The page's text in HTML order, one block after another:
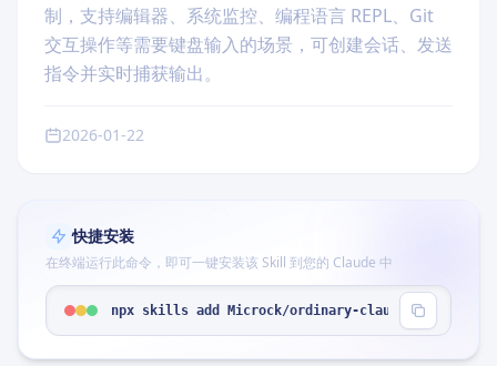
制，支持编辑器、系统监控、编程语言 REPL、Git
交互操作等需要键盘输入的场景，可创建会话、发送
指令并实时捕获输出。
2026-01-22
快捷安装
在终端运行此命令，即可一键安装该 Skill 到您的 Claude 中
npx skills add Microck/ordinary-claude-skills --